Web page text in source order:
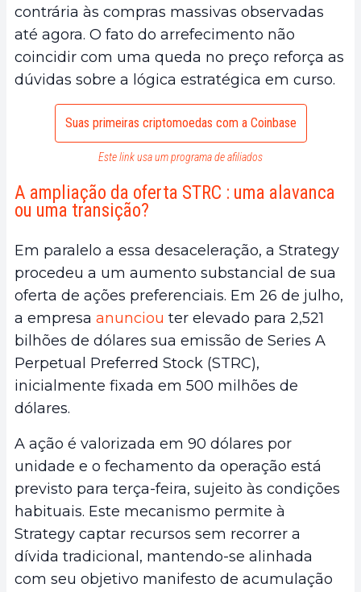
contrária às compras massivas observadas
até agora. O fato do arrefecimento não
coincidir com uma queda no preço reforça as
dúvidas sobre a lógica estratégica em curso.
Suas primeiras criptomoedas com a Coinbase
Este link usa um programa de afiliados
A ampliação da oferta STRC : uma alavanca
ou uma transição?
Em paralelo a essa desaceleração, a Strategy
procedeu a um aumento substancial de sua
oferta de ações preferenciais. Em 26 de julho,
a empresa anunciou ter elevado para 2,521
bilhões de dólares sua emissão de Series A
Perpetual Preferred Stock (STRC),
inicialmente fixada em 500 milhões de
dólares.
A ação é valorizada em 90 dólares por
unidade e o fechamento da operação está
previsto para terça-feira, sujeito às condições
habituais. Este mecanismo permite à
Strategy captar recursos sem recorrer a
dívida tradicional, mantendo-se alinhada
com seu objetivo manifesto de acumulação